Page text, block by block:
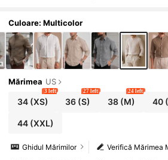
Culoare: Multicolor
Mărimea US
34(XS)
3 left
36 (S)
27 left
38(M)
24 left
40
44(XXL)
Verifică Mărimea
Ghidul Mărimilor